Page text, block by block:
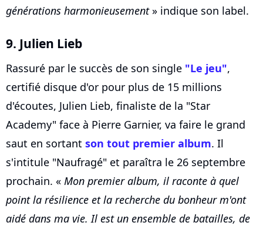
générations harmonieusement» indique son label.
9. Julien Lieb
Rassuré par le succès de son single "Le jeu",
certifié disque d'or pour plus de 15 millions
d'écoutes, Julien Lieb, finaliste de la "Star
Academy" face à Pierre Garnier, va faire le grand
saut en sortant son tout premier album. Il
s'intitule "Naufragé" et paraîtra le 26 septembre
prochain. « Mon premier album, il raconte à quel
point la résilience et la recherche du bonheur m'ont
aidé dans ma vie. Il est un ensemble de batailles, de